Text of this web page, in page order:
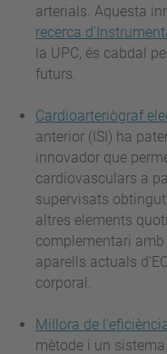
arterials. Aquesta
recerca
la UPC, és cabdal
futurs.
Cardioarteriògraf
anterior (ISI) ha
innovador que
cardiovasculars a
supervisats
altres elements
complementari
aparells actuals
corporal.
Millora de
mètode i un